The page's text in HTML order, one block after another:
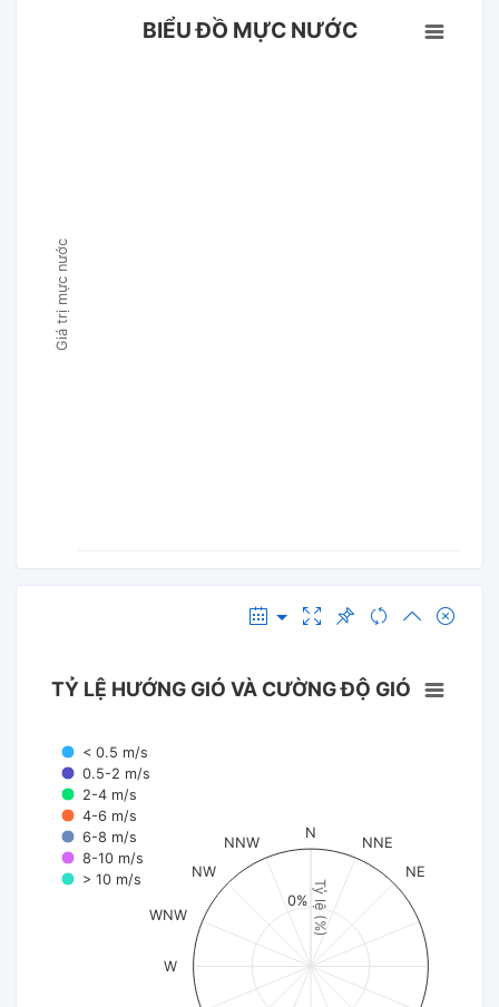
Giá trị mực nước
BIỂU ĐỒ MỰC NƯỚC
Tỷ lệ (%)
TỶ LỆ HƯỚNG GIÓ VÀ CƯỜNG ĐỘ GIÓ
< 0.5 m/s
0.5-2 m/s
2-4 m/s
4-6 m/s
6-8 m/s
8-10 m/s
> 10 m/s
N
NNE
NE
W
WNW
NW
NNW
0%